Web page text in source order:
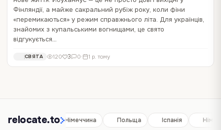
Фінляндії, а майже сакральний рубіж року, коли фіни
«перемикаються» у режим справжнього літа. Для українців,
знайомих з купальськими вогнищами, це свято
відгукується…
СВЯТА 120 3 0· 1 р. тому
Як провести День незалежності Фінляндії
українцям?
6 грудня у Фінляндії — особливий день! Це День незалежності,
коли фіни святкують свою свободу, здобуту в 1917 році. У цей день
зараз у Фінляндії, ось кілька корисних порад, як зробити цей день
незабутнім. 😊 Що буде…
РОЗВАГИ 77 6 0· 1 р. тому
Як святкують новий рік та Різдво у
Фінляндії
🇫🇮 Фіни люблять Новий рік та Різдво – воно і зрозуміло, адже
саме у 🇫🇮 фінській Лапландії живе «справжній» Санта Клаус, і
відвідати новорічного діда – це справжнє диво! 🥂 Новий рік Тут
він проходить весело,…
УКРАЇНЦІ ЗА КОРДОНОМ 2 061
relocate.to
Іспанія Німеччина Польща Іспанія